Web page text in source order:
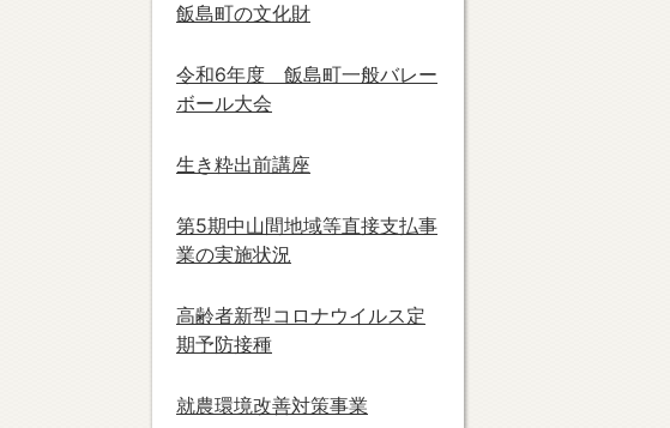
飯島町の文化財
令和6年度 飯島町一般バレー
ボール大会
生き粋出前講座
第5期中山間地域等直接支払事
業の実施状況
高齢者新型コロナウイルス定
期予防接種
就農環境改善対策事業